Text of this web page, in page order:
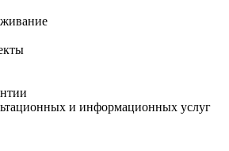
и информационных услуг